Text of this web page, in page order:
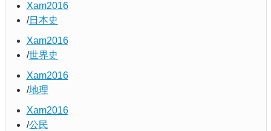
Xam2016
日本史
Xam2016
世界史
Xam2016
地理
Xam2016
公民